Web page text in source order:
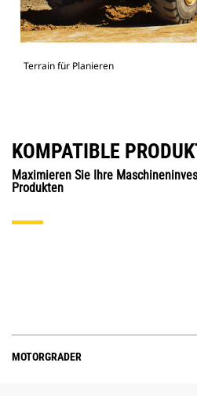
Terrain für Planieren
KOMPATIBLE
Maximieren Sie Ihre
Produkten
MOTORGRADER